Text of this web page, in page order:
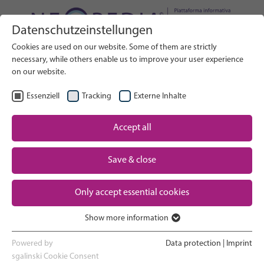
RICERCA
IT Seleziona lingua
Assistenza neonatale: Panoramica
Gravidanza e parto
Esperienza in terapia intensiva
neonatale
Ritorno a casa e crescita
Cerca nel sito web
Pagina iniziale
Partner
Contact
Datenschutzeinstellungen
Cookies are used on our website. Some of them are strictly
necessary, while others enable us to improve your user experience
on our website.
Essenziell Tracking Externe Inhalte
Accept all
Save & close
Only accept essential cookies
Essenzielle Cookies werden für grundlegende Funktionen der
Webseite benötigt. Dadurch ist gewährleistet, dass die Webseite
Show more information
Powered by
sgalinski Cookie Consent
Data protection Imprint